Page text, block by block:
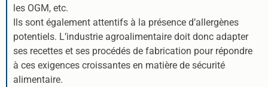
les OGM, etc.
Ils sont également attentifs à la présence d’allergènes
potentiels. L’industrie agroalimentaire doit donc adapter
ses recettes et ses procédés de fabrication pour répondre
à ces exigences croissantes en matière de sécurité
alimentaire.